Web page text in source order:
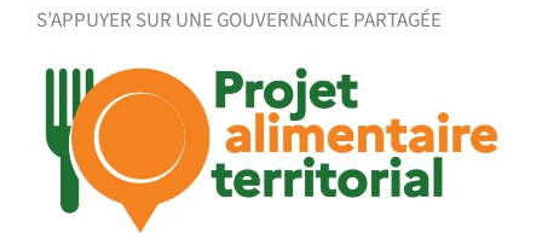
S’APPUYER SUR UNE GOUVERNANCE PARTAGÉE